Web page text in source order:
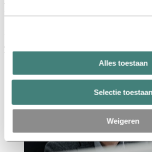
Alles toestaan
Selectie toestaan
Weigeren
Portfoliomanagement en
Portfoliomanagement en handel spelen een
bij het beheren van financiële en fysieke
optimaliseren van waardecreatie en het
besluitvorming op basis van risico-afwegingen.